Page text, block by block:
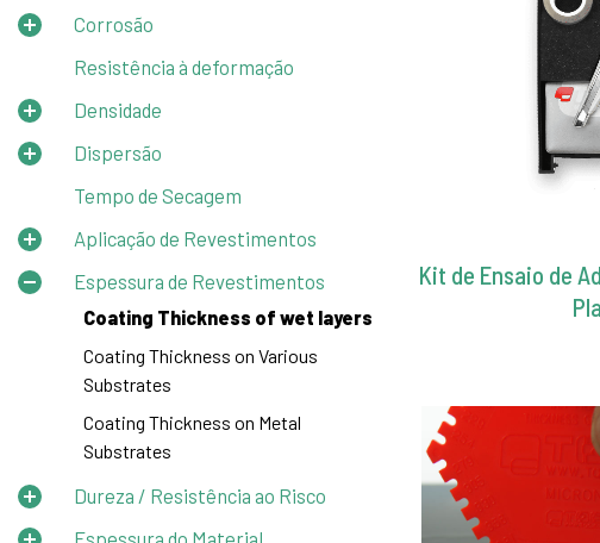
Corrosão
Resistência à deformação
Densidade
Dispersão
Tempo de Secagem
Aplicação de Revestimentos
Espessura de Revestimentos
Coating Thickness of wet layers
Coating Thickness on Various
Substrates
Coating Thickness on Metal
Substrates
Dureza / Resistência ao Risco
Espessura do Material
Kit de Ensaio de